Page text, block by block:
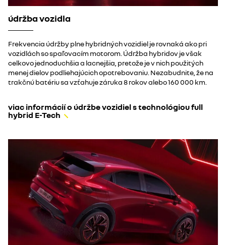
údržba vozidla
Frekvencia údržby plne hybridných vozidiel je rovnaká ako pri
vozidlách so spaľovacím motorom. Údržba hybridov je však
celkovo jednoduchšia a lacnejšia, pretože je v nich použitých
menej dielov podliehajúcich opotrebovaniu. Nezabudnite, že na
trakčnú batériu sa vzťahuje záruka 8 rokov alebo 160 000 km.​
viac informácií o údržbe vozidiel s technológiou full
hybrid E-Tech